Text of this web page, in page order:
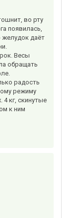
во рту
появилась,
желудок даёт
Весы
обращать
радость
режиму
4 кг, скинутые
к ним